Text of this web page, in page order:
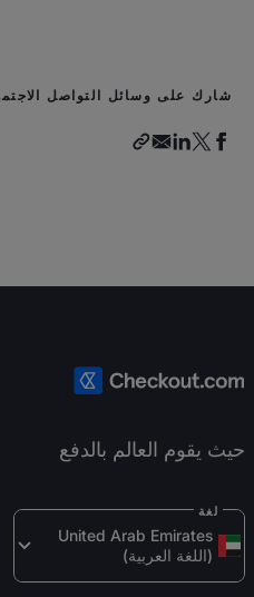
شارك على وسائل التواصل
حيث يقوم العالم بالدفع
(اللغة العربية)
لغة